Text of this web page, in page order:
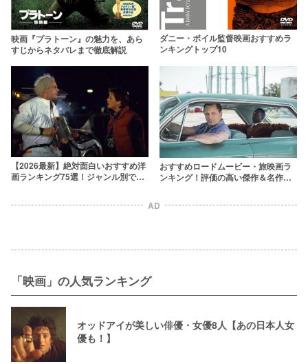
映画『プラトーン』の魅力を、あら
すじからネタバレまで徹底解説
ダニー・ボイル監督映画おすすめラ
ンキングトップ10
【2026最新】絶対面白いおすすめ洋
画ランキング75選！ジャンル別で不
おすすめロードムービー・旅映画ラ
ンキング！評価の高い傑作＆名作を
AD
「映画」の人気ランキング
オッドアイが美しい俳優・女優8人【あの日本人女
優も！】